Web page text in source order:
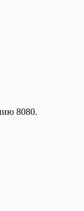
8080.